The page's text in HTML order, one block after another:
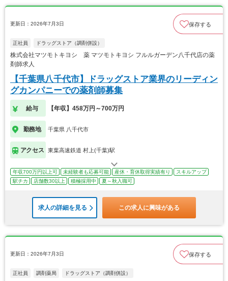
更新日：2026年7月3日 保存する
正社員 ドラッグストア（調剤併設）
株式会社マツモトキヨシ 薬 マツモトキヨシ フルルガーデン八千代店の薬
剤師求人
【千葉県八千代市】ドラッグストア業界のリーディン
グカンパニーでの薬剤師募集
給与 【年収】458万円～700万円
勤務地 千葉県 八千代市
アクセス 東葉高速鉄道 村上(千葉)駅
年収700万円以上可 未経験者も応募可能 産休・育休取得実績有り
スキルアップ
駅チカ
店舗数30以上 積極採用中 夏～秋入職可
求人の詳細を見る この求人に興味がある
更新日：2026年7月3日 保存する
正社員 調剤薬局 ドラッグストア（調剤併設）